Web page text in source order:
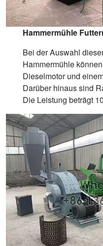
Hammermühle
Bei der Auswahl
Hammermühle
Dieselmotor und
Darüber hinaus sind
Die Leistung beträgt